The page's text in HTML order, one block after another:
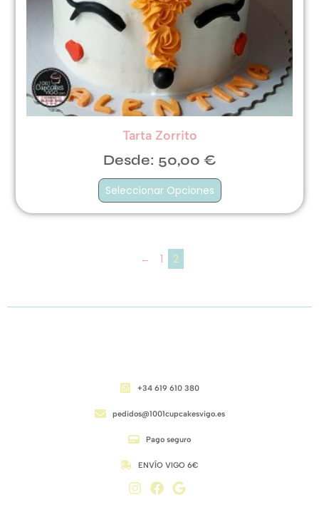
Tarta Zorrito
Desde: 50,00 €
Seleccionar Opciones
← 1 2
+34 619 610 380
pedidos@1001cupcakesvigo.es
Pago seguro
ENVÍO VIGO 6€